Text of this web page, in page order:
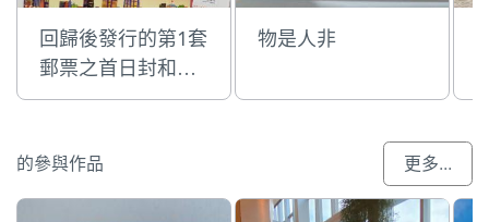
回歸後發行的第1套
郵票之首日封和紀
念郵票
物是人非
的參與作品 更多...